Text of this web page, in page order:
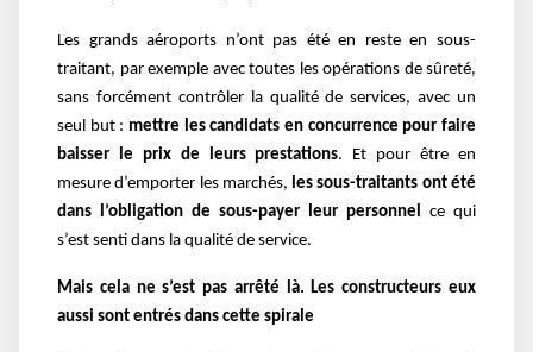
Les grands aéroports n’ont pas été en reste en sous-
traitant, par exemple avec toutes les opérations de sûreté,
sans forcément contrôler la qualité de services, avec un
seul but : mettre les candidats en concurrence pour faire
baisser le prix de leurs prestations. Et pour être en
mesure d’emporter les marchés, les sous-traitants ont été
dans l’obligation de sous-payer leur personnel ce qui
s’est senti dans la qualité de service.
Mais cela ne s’est pas arrêté là. Les constructeurs eux
aussi sont entrés dans cette spirale